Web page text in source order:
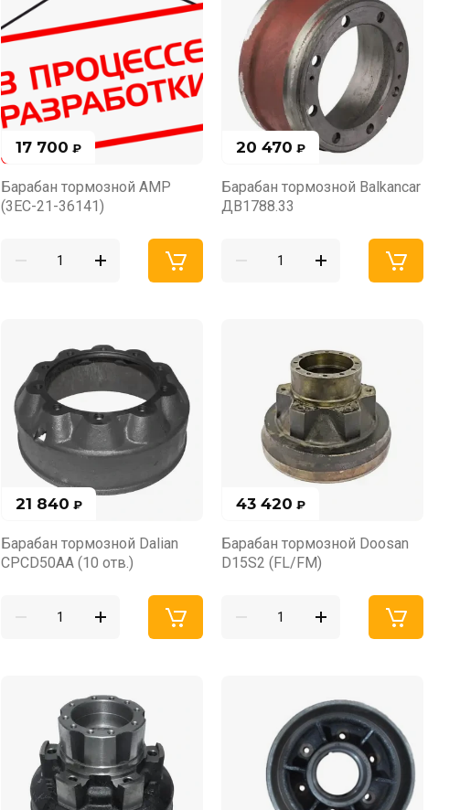
17 700 ₽
Барабан тормозной AMP
(3EC-21-36141)
20 470 ₽
Барабан тормозной Balkancar
ДВ1788.33
21 840 ₽
Барабан тормозной Dalian
CPCD50AA (10 отв.)
43 420 ₽
Барабан тормозной Doosan
D15S2 (FL/FM)